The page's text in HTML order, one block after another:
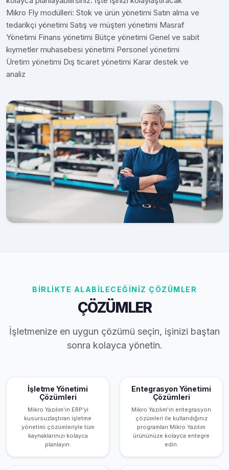
Mikro Fly modülleri: Stok ve ürün yönetimi Satın alma ve
tedarikçi yönetimi Satış ve müşteri yönetimi Masraf
Yönetimi Finans yönetimi Bütçe yönetimi Genel ve sabit
kıymetler muhasebesi yönetimi Personel yönetimi
Üretim yönetimi Dış ticaret yönetimi Karar destek ve
analiz
BİRLİKTE ALABİLECEĞİNİZ ÇÖZÜMLER
ÇÖZÜMLER
İşletmenize en uygun çözümü seçin, işinizi baştan
sonra kolayca yönetin.
İşletme Yönetimi
Çözümleri
Mikro Yazılım'ın ERP'yi
kusursuzlaştıran işletme
yönetimi çözümleriyle tüm
kaynaklarınızı kolayca
planlayın.
Entegrasyon Yönetimi
Çözümleri
Mikro Yazılım'ın entegrasyon
çözümleri ile kullandığınız
programları Mikro Yazılım
ürününüze kolayca entegre
edin.